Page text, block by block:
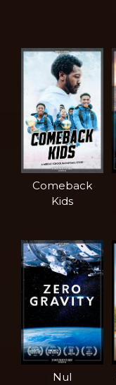
Comeback
Kids
Nul